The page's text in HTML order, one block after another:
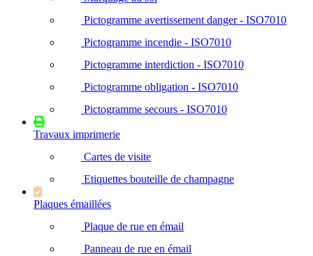
Pictogramme avertissement danger - ISO7010
Pictogramme incendie - ISO7010
Pictogramme interdiction - ISO7010
Pictogramme obligation - ISO7010
Pictogramme secours - ISO7010
Travaux imprimerie
Cartes de visite
Etiquettes bouteille de champagne
Plaques émaillées
Plaque de rue en émail
Panneau de rue en émail